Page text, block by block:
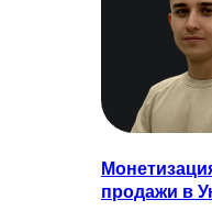
продажи в